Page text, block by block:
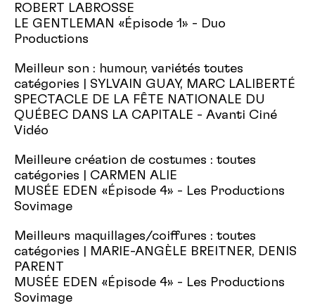
ROBERT LABROSSE
LE GENTLEMAN «Épisode 1» - Duo
Productions
Meilleur son : humour, variétés toutes
catégories | SYLVAIN GUAY, MARC LALIBERTÉ
SPECTACLE DE LA FÊTE NATIONALE DU
QUÉBEC DANS LA CAPITALE - Avanti Ciné
Vidéo
Meilleure création de costumes : toutes
catégories | CARMEN ALIE
MUSÉE EDEN «Épisode 4» - Les Productions
Sovimage
Meilleurs maquillages/coiffures : toutes
catégories | MARIE-ANGÈLE BREITNER, DENIS
PARENT
MUSÉE EDEN «Épisode 4» - Les Productions
Sovimage